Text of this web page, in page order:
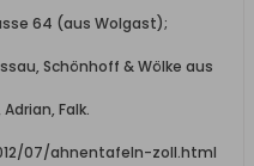
64 (aus Wolgast);
Schönhoff & Wölke aus
Falk.
07/ahnentafeln-zoll.html